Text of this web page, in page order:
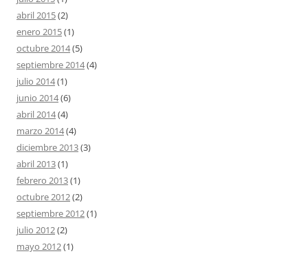
abril 2015(2)
enero 2015(1)
octubre 2014(5)
septiembre 2014(4)
julio 2014(1)
junio 2014(6)
abril 2014(4)
marzo 2014(4)
diciembre 2013(3)
abril 2013(1)
febrero 2013(1)
octubre 2012(2)
septiembre 2012(1)
julio 2012(2)
mayo 2012(1)